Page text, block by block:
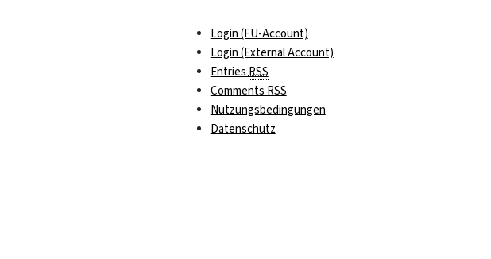
Login (FU-Account)
Login (External Account)
EntriesRSS
CommentsRSS
Nutzungsbedingungen
Datenschutz